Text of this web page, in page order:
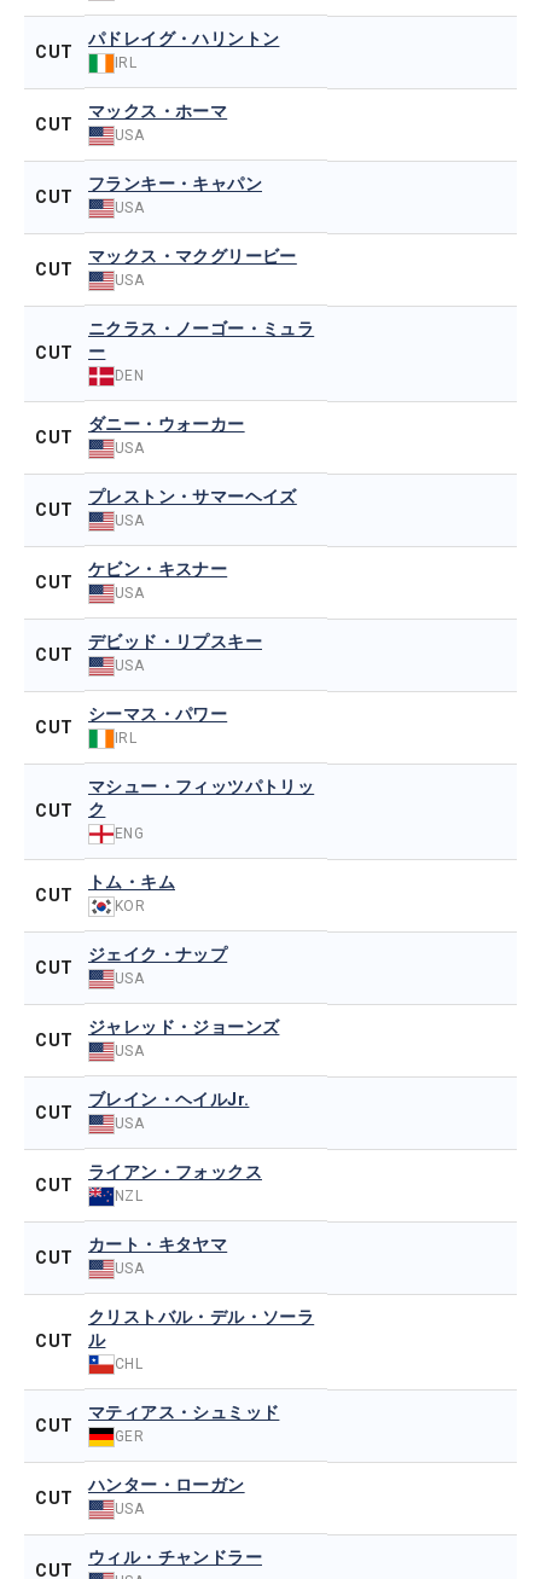
CUT
パドレイグ・ハリントン
IRL
CUT
マックス・ホーマ
USA
CUT
フランキー・キャパン
USA
CUT
マックス・マクグリービー
USA
CUT
ニクラス・ノーゴー・ミュラ
ー
DEN
CUT
ダニー・ウォーカー
USA
CUT
プレストン・サマーヘイズ
USA
CUT
ケビン・キスナー
USA
CUT
デビッド・リプスキー
USA
CUT
シーマス・パワー
IRL
CUT
マシュー・フィッツパトリッ
ク
ENG
CUT
トム・キム
KOR
CUT
ジェイク・ナップ
USA
CUT
ジャレッド・ジョーンズ
USA
CUT
ブレイン・ヘイルJr.
USA
CUT
ライアン・フォックス
NZL
CUT
カート・キタヤマ
USA
CUT
クリストバル・デル・ソーラ
ル
CHL
CUT
マティアス・シュミッド
GER
CUT
ハンター・ローガン
USA
CUT
ウィル・チャンドラー